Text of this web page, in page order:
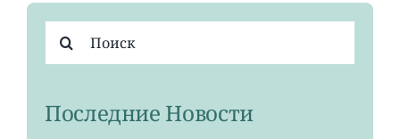
поиска:
Последние Новости